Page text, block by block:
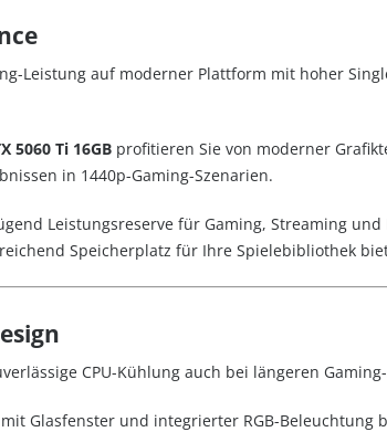
Leistung auf moderner Plattform mit hoher
5060 Ti 16GB profitieren Sie von moderner
in 1440p-Gaming-Szenarien.
Leistungsreserve für Gaming, Streaming
Speicherplatz für Ihre Spielebibliothek
CPU-Kühlung auch bei längeren
mit Glasfenster und integrierter RGB-